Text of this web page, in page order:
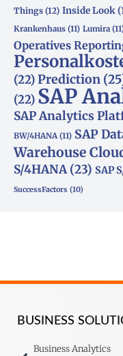
Things (12) Inside Look
Krankenhaus (11) Lumira
Operatives
(22)Prediction
(22) SAP
SAP Analytics
BW/4HANA (11) SAP
Warehouse
S/4HANA(23) SAP
SuccessFactors (10)
BUSINESS
Business Analytics